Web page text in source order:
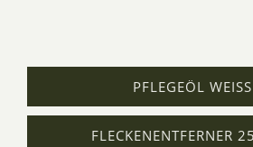
PFLEGEÖL
FLECKENENTFERNER